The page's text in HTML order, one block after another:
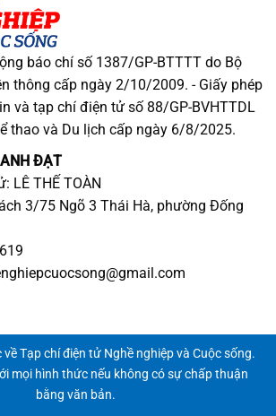
báo chí số 1387/GP-BTTTT do Bộ
thông cấp ngày 2/10/2009. - Giấy phép
và tạp chí điện tử số 88/GP-BVHTTDL
thao và Du lịch cấp ngày 6/8/2025.
ĐẠT
LÊ THẾ TOÀN
3/75 Ngõ 3 Thái Hà, phường Đống
Tạp chí điện tử Nghề nghiệp và Cuộc sống.
mọi hình thức nếu không có sự chấp thuận
bằng văn bản.